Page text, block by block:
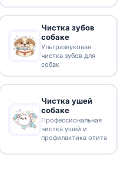
Чистка зубов
собаке
Ультразвуковая
чистка зубов для
собак
Чистка ушей
собаке
Профессиональная
чистка ушей и
профилактика отита